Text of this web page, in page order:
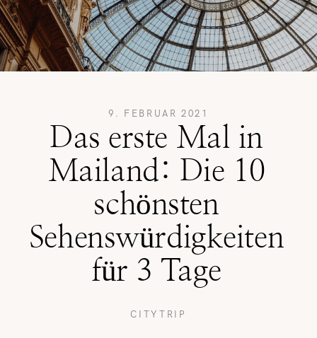
9. FEBRUAR 2021
Das erste Mal in
Mailand: Die 10
schönsten
Sehenswürdigkeiten
für 3 Tage
CITYTRIP
WANDERN
REISETIPPS
SHOP
KONTAKT